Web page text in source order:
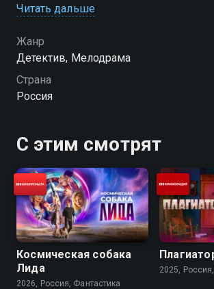
махинациях бизнесмена Вячеслава
о клевете
Читать дальше
Жанр
Детектив, Мелодрама
Страна
Россия
С этим смотрят
Космическая собака
Лида
2026, Россия, Фантастика
2025,